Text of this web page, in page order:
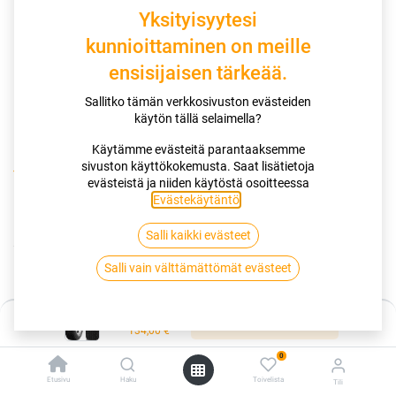
134,00€
Etusivu Haku
0
Toivelista Tili
Kauppa
Nastarenkaat
215/55R16 97T GISLAVED NORD*FROST 200 XL EVC
215/55R16 97T GISLAVED
NORD*FROST 200 XL EVC
134,00€/ kpl
Yksityisyytesi
kunnioittaminen on meille
ensisijaisen tärkeää.
Sallitko tämän verkkosivuston evästeiden
käytön tällä selaimella?
Käytämme evästeitä parantaaksemme
sivuston käyttökokemusta. Saat lisätietoja
evästeistä ja niiden käytöstä osoitteessa
Evästekäytäntö
Salli kaikki evästeet
Salli vain välttämättömät evästeet